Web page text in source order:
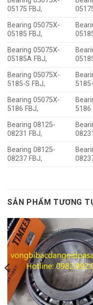
05175 FBJ,
Bearing 05075X-
05185 FBJ,
Bearing 05075X-
05185A FBJ,
Bearing 05075X-
5185-S FBJ,
Bearing 05075X-
5186 FBJ,
5186
Bearing 08125-
08231 FBJ,
Bearing 08125-
08237 FBJ,
SẢN PHẨM TƯƠNG